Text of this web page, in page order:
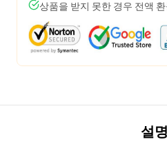
상품을 받지 못한 경우 전액 환
설명